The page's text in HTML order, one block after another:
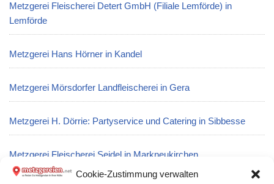
Cookie-Zustimmung verwalten
Metzgerei Fleischerei Detert GmbH (Filiale Lemförde) in
Lemförde
Metzgerei Hans Hörner in Kandel
Metzgerei Mörsdorfer Landfleischerei in Gera
Metzgerei H. Dörrie: Partyservice und Catering in Sibbesse
Metzgerei Fleischerei Seidel in Markneukirchen